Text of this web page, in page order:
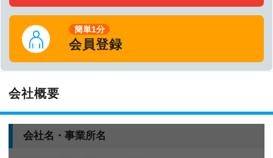
簡単1分
会員登録
会社概要
会社名・事業所名